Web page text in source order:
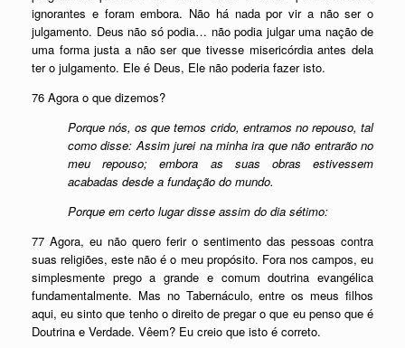
ignorantes e foram embora. Não há nada por vir a não ser o
julgamento. Deus não só podia… não podia julgar uma nação de
uma forma justa a não ser que tivesse misericórdia antes dela
ter o julgamento. Ele é Deus, Ele não poderia fazer isto.
76 Agora o que dizemos?
Porque nós, os que temos crido, entramos no repouso, tal
como disse: Assim jurei na minha ira que não entrarão no
meu repouso; embora as suas obras estivessem
acabadas desde a fundação do mundo.
Porque em certo lugar disse assim do dia sétimo:
77 Agora, eu não quero ferir o sentimento das pessoas contra
suas religiões, este não é o meu propósito. Fora nos campos, eu
simplesmente prego a grande e comum doutrina evangélica
fundamentalmente. Mas no Tabernáculo, entre os meus filhos
aqui, eu sinto que tenho o direito de pregar o que eu penso que é
Doutrina e Verdade. Vêem? Eu creio que isto é correto.